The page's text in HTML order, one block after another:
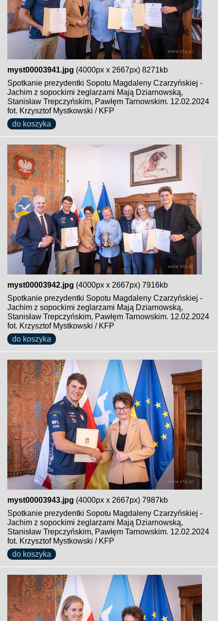
myst00003941.jpg (4000px x 2667px) 8271kb
Spotkanie prezydentki Sopotu Magdaleny Czarzyńskiej -
Jachim z sopockimi żeglarzami Mają Dziarnowską,
Stanisław Trepczyńskim, Pawłęm Tarnowskim. 12.02.2024
fot. Krzysztof Mystkowski / KFP
do koszyka
myst00003942.jpg (4000px x 2667px) 7916kb
Spotkanie prezydentki Sopotu Magdaleny Czarzyńskiej -
Jachim z sopockimi żeglarzami Mają Dziarnowską,
Stanisław Trepczyńskim, Pawłęm Tarnowskim. 12.02.2024
fot. Krzysztof Mystkowski / KFP
do koszyka
myst00003943.jpg (4000px x 2667px) 7987kb
Spotkanie prezydentki Sopotu Magdaleny Czarzyńskiej -
Jachim z sopockimi żeglarzami Mają Dziarnowską,
Stanisław Trepczyńskim, Pawłęm Tarnowskim. 12.02.2024
fot. Krzysztof Mystkowski / KFP
do koszyka